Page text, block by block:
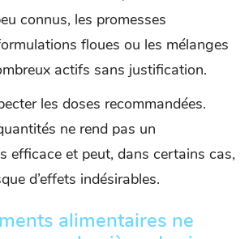
connus, les promesses
floues ou les mélanges
actifs sans justification.
les doses recommandées.
ne rend pas un
efficace et peut, dans certains cas,
d’effets indésirables.
alimentaires ne